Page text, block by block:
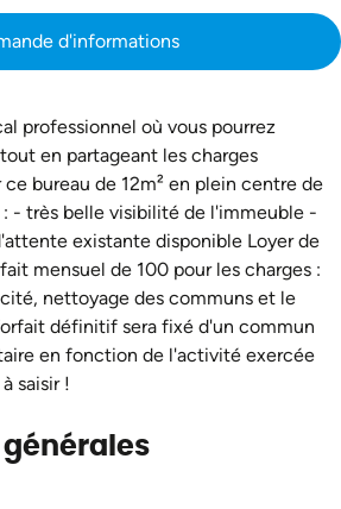
d'informations
professionnel où vous pourrez
en partageant les charges
bureau de 12m² en plein centre de
- très belle visibilité de l'immeuble -
existante disponible Loyer de
mensuel de 100 pour les charges :
nettoyage des communs et le
définitif sera fixé d'un commun
en fonction de l'activité exercée
saisir !